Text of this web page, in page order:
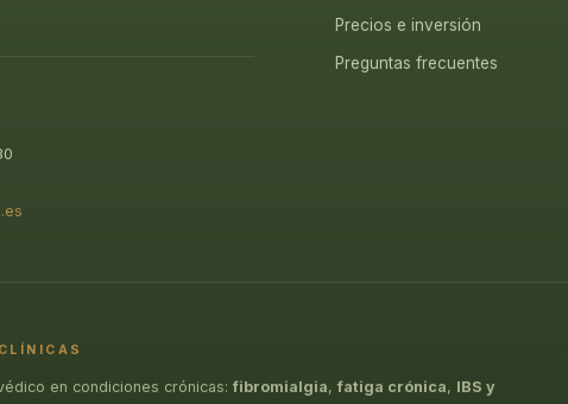
Precios e inversión
Preguntas frecuentes
en condiciones crónicas:fibromialgia,fatiga crónica, IBS y